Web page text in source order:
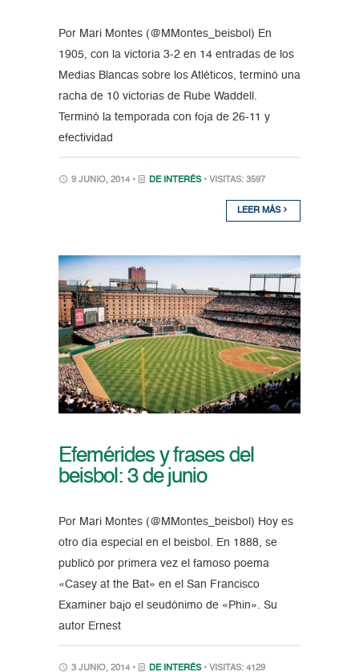
Por Mari Montes (@MMontes_beisbol) En
1905, con la victoria 3-2 en 14 entradas de los
Medias Blancas sobre los Atléticos, terminó una
racha de 10 victorias de Rube Waddell.
Terminó la temporada con foja de 26-11 y
efectividad
9 JUNIO, 2014 • DE INTERÉS • VISITAS: 3597
LEER MÁS
Efemérides y frases del
beisbol: 3 de junio
Por Mari Montes (@MMontes_beisbol) Hoy es
otro día especial en el beisbol. En 1888, se
publicó por primera vez el famoso poema
«Casey at the Bat» en el San Francisco
Examiner bajo el seudónimo de «Phin». Su
autor Ernest
3 JUNIO, 2014 • DE INTERÉS • VISITAS: 4129